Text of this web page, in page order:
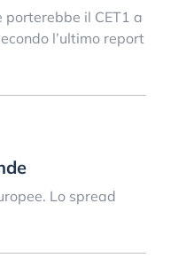
il CET1 a
l’ultimo report
Lo spread